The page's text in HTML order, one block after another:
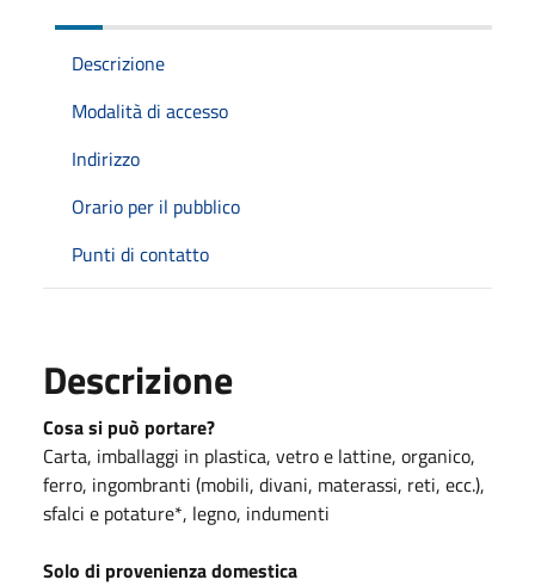
Descrizione
Modalità di accesso
Indirizzo
Orario per il pubblico
Punti di contatto
Descrizione
Cosa si può portare?
Carta, imballaggi in plastica, vetro e lattine, organico,
ferro, ingombranti (mobili, divani, materassi, reti, ecc.),
sfalci e potature*, legno, indumenti
Solo di provenienza domestica